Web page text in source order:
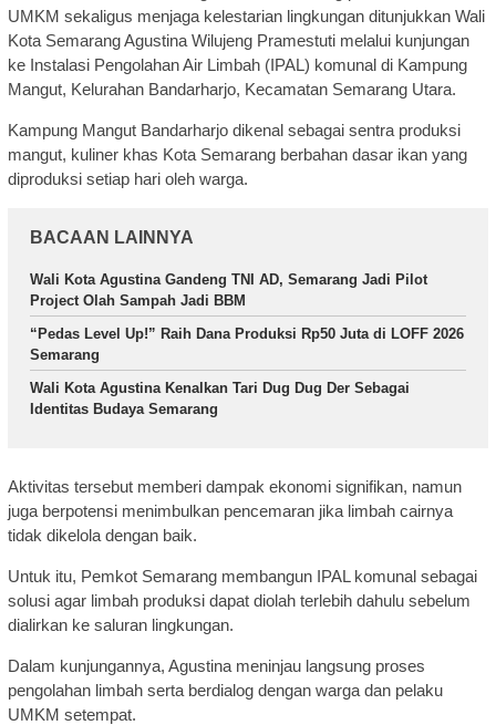
UMKM sekaligus menjaga kelestarian lingkungan ditunjukkan Wali
Kota Semarang Agustina Wilujeng Pramestuti melalui kunjungan
ke Instalasi Pengolahan Air Limbah (IPAL) komunal di Kampung
Mangut, Kelurahan Bandarharjo, Kecamatan Semarang Utara.
Kampung Mangut Bandarharjo dikenal sebagai sentra produksi
mangut, kuliner khas Kota Semarang berbahan dasar ikan yang
diproduksi setiap hari oleh warga.
BACAAN LAINNYA
Wali Kota Agustina Gandeng TNI AD, Semarang Jadi Pilot
Project Olah Sampah Jadi BBM
“Pedas Level Up!” Raih Dana Produksi Rp50 Juta di LOFF 2026
Semarang
Wali Kota Agustina Kenalkan Tari Dug Dug Der Sebagai
Identitas Budaya Semarang
Aktivitas tersebut memberi dampak ekonomi signifikan, namun
juga berpotensi menimbulkan pencemaran jika limbah cairnya
tidak dikelola dengan baik.
Untuk itu, Pemkot Semarang membangun IPAL komunal sebagai
solusi agar limbah produksi dapat diolah terlebih dahulu sebelum
dialirkan ke saluran lingkungan.
Dalam kunjungannya, Agustina meninjau langsung proses
pengolahan limbah serta berdialog dengan warga dan pelaku
UMKM setempat.